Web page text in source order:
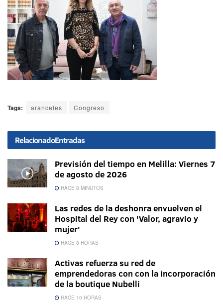
Tags: aranceles Congreso
RelacionadoEntradas
Previsión del tiempo en Melilla: Viernes 7
de agosto de 2026
HACE 8 MINUTOS
Las redes de la deshonra envuelven el
Hospital del Rey con 'Valor, agravio y
mujer'
HACE 8 HORAS
Activas refuerza su red de
emprendedoras con con la incorporación
de la boutique Nubelli
HACE 10 HORAS